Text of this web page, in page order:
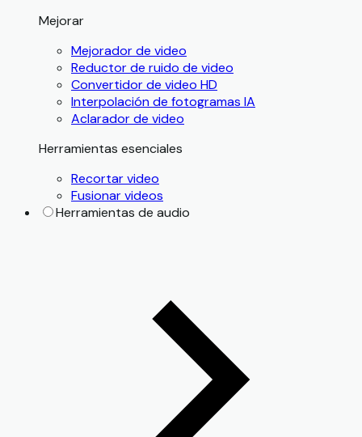
Mejorar
Mejorador de video
Reductor de ruido de video
Convertidor de video HD
Interpolación de fotogramas IA
Aclarador de video
Herramientas esenciales
Recortar video
Fusionar videos
Herramientas de audio